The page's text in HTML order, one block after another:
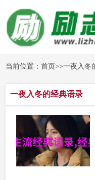
当前位置：首页>>一夜入冬
一夜入冬的经典语录